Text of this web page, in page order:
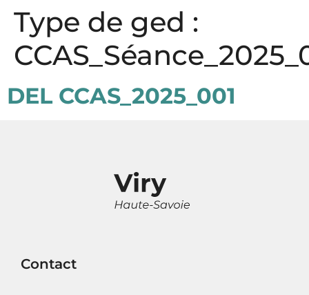
Type de ged :
DEL CCAS_2025_001
Contact
Panneau de gestion des cookies